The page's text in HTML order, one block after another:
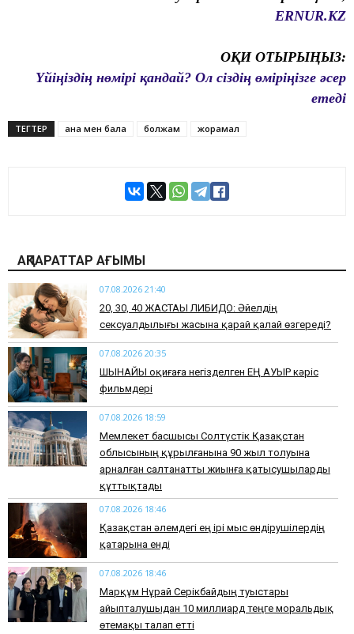
ERNUR.KZ
ОҚИ ОТЫРЫҢЫЗ:
Үйіңіздің нөмірі қандай? Ол сіздің өміріңізге әсер
етеді
ТЕГТЕР ана мен бала болжам жорамал
АҚПАРАТТАР АҒЫМЫ
07.08.2026 21:40
​20, 30, 40 ЖАСТАҒЫ ЛИБИДО: Әйелдің
сексуалдылығы жасына қарай қалай өзгереді?
07.08.2026 20:35
​ШЫНАЙЫ оқиғаға негізделген ЕҢ АУЫР кәріс
фильмдері
07.08.2026 18:59
Мемлекет басшысы Солтүстік Қазақстан
облысының құрылғанына 90 жыл толуына
арналған салтанатты жиынға қатысушыларды
құттықтады
07.08.2026 18:46
Қазақстан әлемдегі ең ірі мыс өндірушілердің
қатарына енді
07.08.2026 18:46
Марқұм Нұрай Серікбайдың туыстары
айыпталушыдан 10 миллиард теңге моральдық
өтемақы талап етті